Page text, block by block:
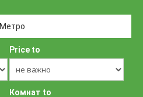
Метро
Price to
Комнат to